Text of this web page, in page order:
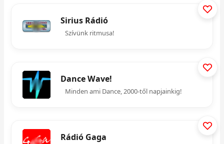
Sirius Rádió
Szívünk ritmusa!
Dance Wave!
Minden ami Dance, 2000-től napjainkig!
Rádió Gaga